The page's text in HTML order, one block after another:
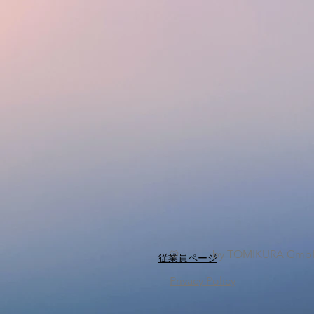
© by TOMIKURA
Privacy Policy
従業員ページ